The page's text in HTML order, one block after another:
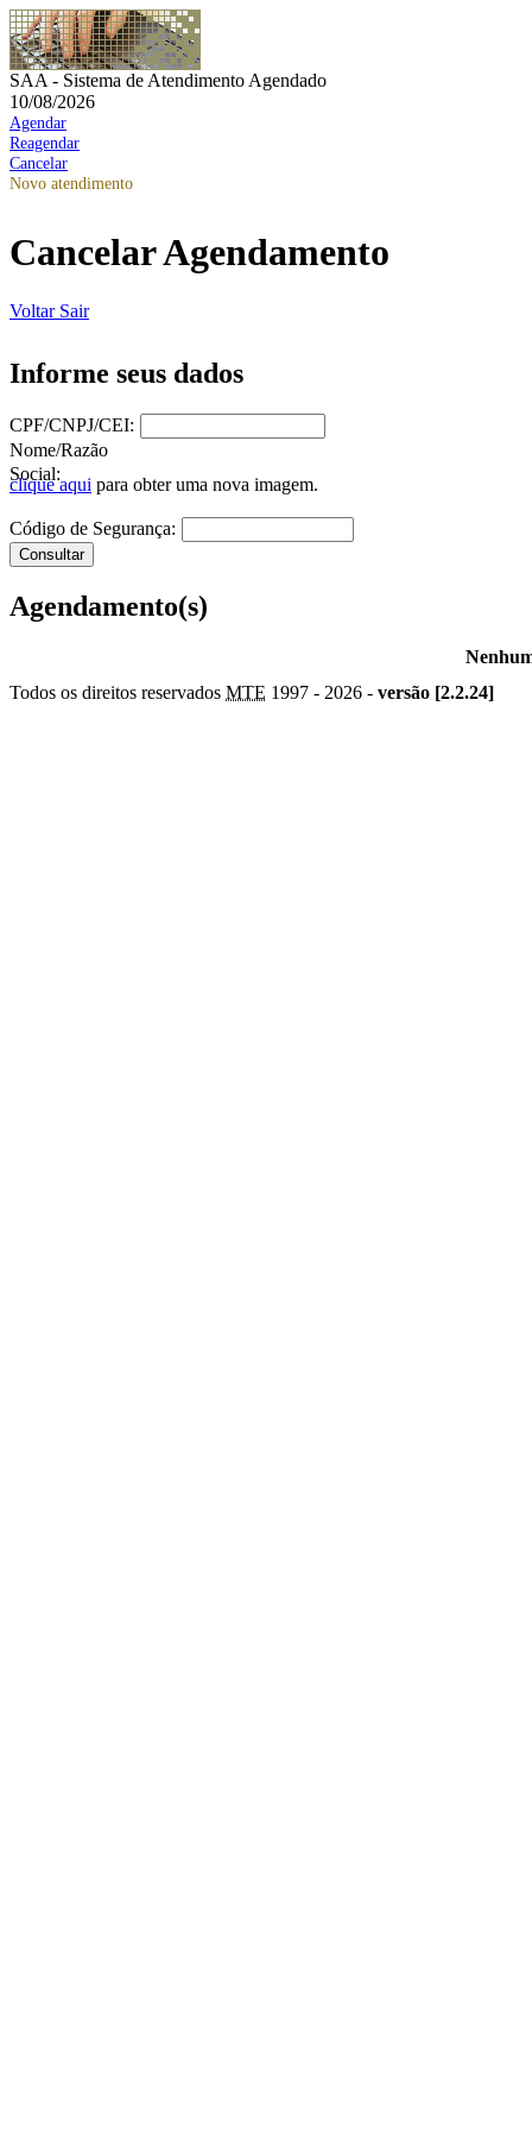
SAA - Sistema de Atendimento Agendado
10/08/2026
Agendar
Reagendar
Cancelar
Novo atendimento
Cancelar Agendamento
Voltar Sair
Informe seus dados
CPF/CNPJ/CEI:
Nome/Razão
Social:
clique aqui para obter uma nova imagem.
Código de Segurança:
Agendamento(s)
Todos os direitos reservados MTE 1997 - 2026 - versão [2.2.24]